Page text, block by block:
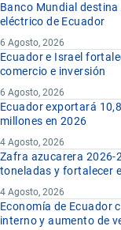
Banco Mundial
eléctrico de Ecuador
6 Agosto, 2026
Ecuador e Israel
comercio e inversión
6 Agosto, 2026
Ecuador exportará
millones en 2026
4 Agosto, 2026
Zafra azucarera 2026-
toneladas y fortalecer
4 Agosto, 2026
Economía de Ecuador
interno y aumento de